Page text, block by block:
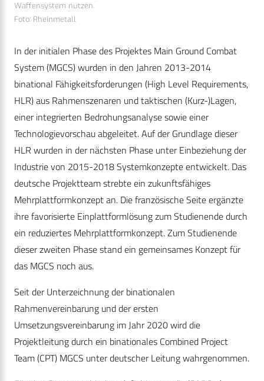
Waffensystem nutzen.
Foto: Rheinmetall
In der initialen Phase des Projektes Main Ground Combat
System (MGCS) wurden in den Jahren 2013-2014
binational Fähigkeitsforderungen (High Level Requirements,
HLR) aus Rahmenszenaren und taktischen (Kurz-)Lagen,
einer integrierten Bedrohungsanalyse sowie einer
Technologievorschau abgeleitet. Auf der Grundlage dieser
HLR wurden in der nächsten Phase unter Einbeziehung der
Industrie von 2015-2018 Systemkonzepte entwickelt. Das
deutsche Projektteam strebte ein zukunftsfähiges
Mehrplattformkonzept an. Die französische Seite ergänzte
ihre favorisierte Einplattformlösung zum Studienende durch
ein reduziertes Mehrplattformkonzept. Zum Studienende
dieser zweiten Phase stand ein gemeinsames Konzept für
das MGCS noch aus.
Seit der Unterzeichnung der binationalen
Rahmenvereinbarung und der ersten
Umsetzungsvereinbarung im Jahr 2020 wird die
Projektleitung durch ein binationales Combined Project
Team (CPT) MGCS unter deutscher Leitung wahrgenommen.